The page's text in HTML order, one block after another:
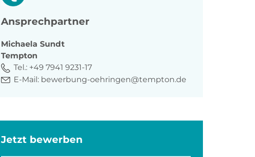
Ansprechpartner
Michaela Sundt
Tempton
Tel.: +49 7941 9231-17
E-Mail: bewerbung-oehringen@tempton.de
Jetzt bewerben